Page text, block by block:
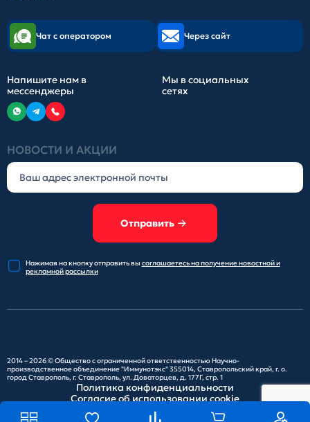
НОВОСТИ И АКЦИИ
Отправить
Нажимая на кнопку отправитьвы соглашаетесь на получениеновостной и
рекламной рассылки
Чат с оператором Через сайт
Напишите нам в
мессенджеры
Мы в социальных
сетях
2014 – 2026 ©Общество с ограниченной ответственностью Научно-
производственное объединение "Иммунотэкс"355014, Ставропольский край, г. о.
город Ставрополь, г. Ставрополь, ул. Доваторцев, д. 177Г, стр. 1
Политика конфиденциальности
Согласие об использовании cookie
Карта сайта